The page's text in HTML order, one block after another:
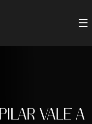
VALE A